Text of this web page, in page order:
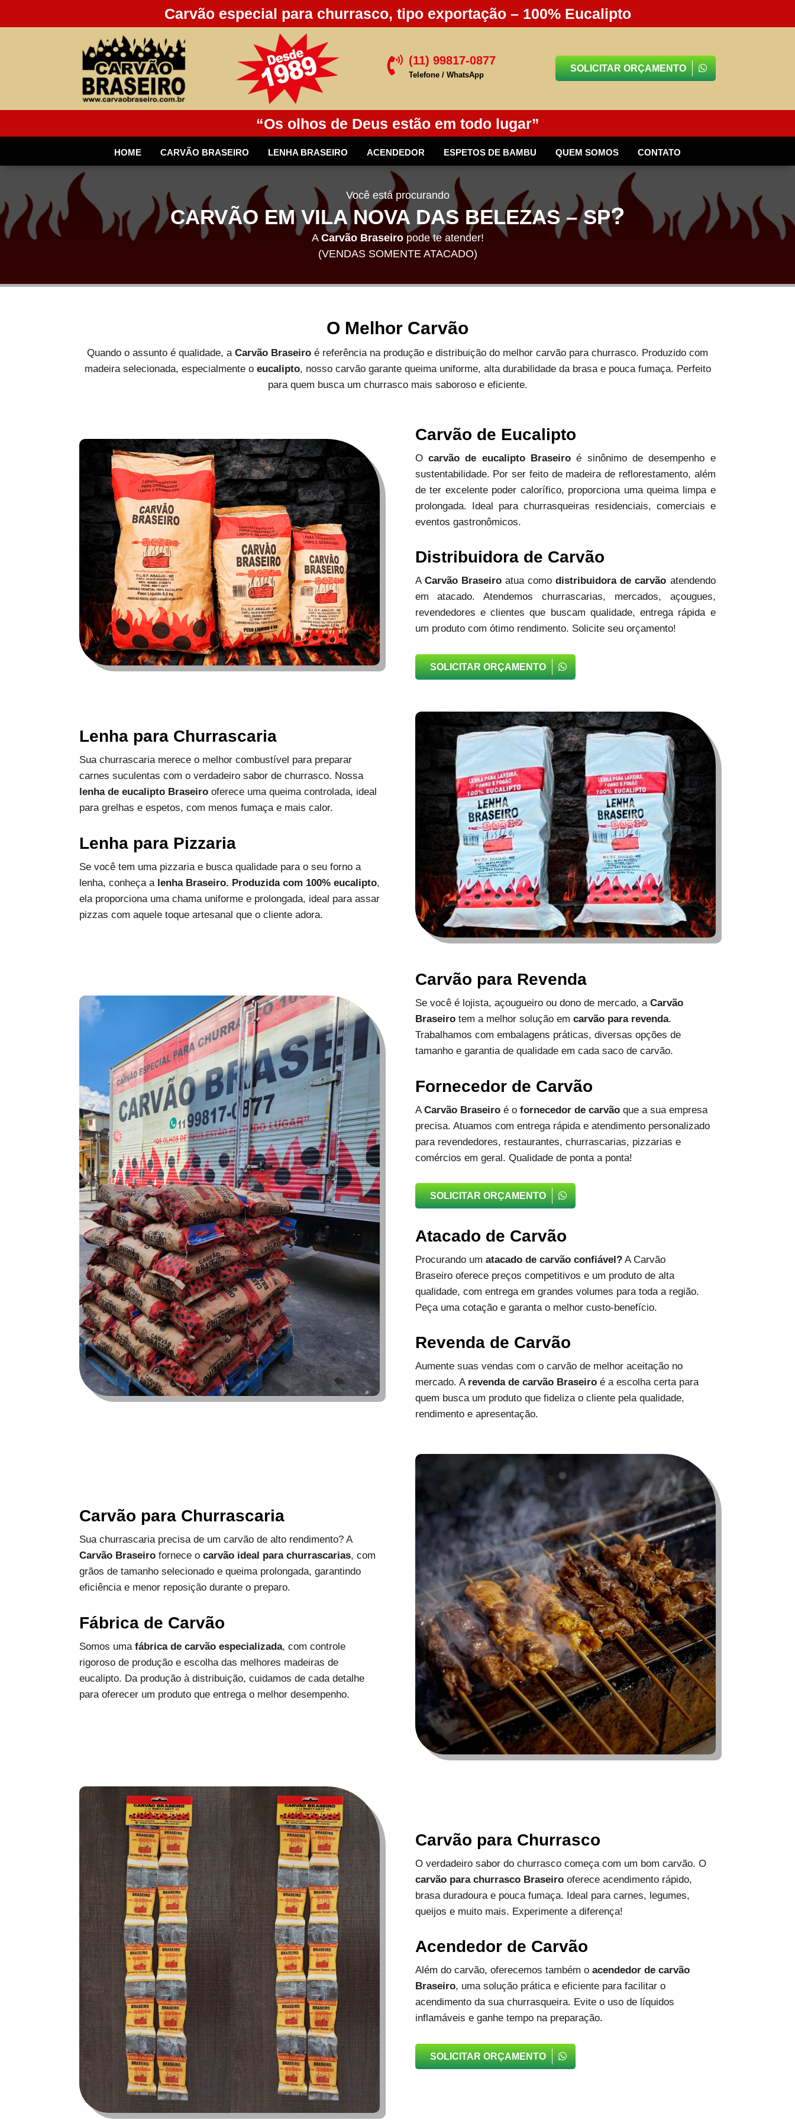
Carvão especial para churrasco, tipo exportação – 100% Eucalipto
 (11) 99817-0877
Telefone / WhatsApp
SOLICITAR ORÇAMENTO
“Os olhos de Deus estão em todo lugar”
HOME CARVÃO BRASEIRO LENHA BRASEIRO ACENDEDOR ESPETOS DE BAMBU QUEM SOMOS CONTATO
Você está procurando
CARVÃO EM VILA NOVA DAS BELEZAS – SP?
A Carvão Braseiropode te atender!
(VENDAS SOMENTE ATACADO)
O Melhor Carvão
Quando o assunto é qualidade, a Carvão Braseiro é referência na produção e distribuição do melhor carvão para churrasco. Produzido com
madeira selecionada, especialmente o eucalipto, nosso carvão garante queima uniforme, alta durabilidade da brasa e pouca fumaça. Perfeito
para quem busca um churrasco mais saboroso e eficiente.
Carvão de Eucalipto
O carvão de eucalipto Braseiroé sinônimo de desempenho e
sustentabilidade. Por ser feito de madeira de reflorestamento, além
de ter excelente poder calorífico, proporciona uma queima limpa e
prolongada. Ideal para churrasqueiras residenciais, comerciais e
eventos gastronômicos.
Distribuidora de Carvão
A Carvão Braseiroatua comodistribuidora de carvão atendendo
em atacado. Atendemos churrascarias, mercados, açougues,
revendedores e clientes que buscam qualidade, entrega rápida e
um produto com ótimo rendimento. Solicite seu orçamento!
SOLICITAR ORÇAMENTO
Lenha para Churrascaria
Sua churrascaria merece o melhor combustível para preparar
carnes suculentas com o verdadeiro sabor de churrasco. Nossa
lenha de eucalipto Braseiro oferece uma queima controlada, ideal
para grelhas e espetos, com menos fumaça e mais calor.
Lenha para Pizzaria
Se você tem uma pizzaria e busca qualidade para o seu forno a
lenha, conheça a lenha Braseiro. Produzida com 100% eucalipto,
ela proporciona uma chama uniforme e prolongada, ideal para assar
pizzas com aquele toque artesanal que o cliente adora.
Carvão para Revenda
Se você é lojista, açougueiro ou dono de mercado, a Carvão
Braseirotem a melhor solução em carvão para revenda.
Trabalhamos com embalagens práticas, diversas opções de
tamanho e garantia de qualidade em cada saco de carvão.
Fornecedor de Carvão
A Carvão Braseiroé o fornecedor de carvãoque a sua empresa
precisa. Atuamos com entrega rápida e atendimento personalizado
para revendedores, restaurantes, churrascarias, pizzarias e
comércios em geral. Qualidade de ponta a ponta!
SOLICITAR ORÇAMENTO
Atacado de Carvão
Procurando um atacado de carvão confiável?A Carvão
Braseiro oferece preços competitivos e um produto de alta
qualidade, com entrega em grandes volumes para toda a região.
Peça uma cotação e garanta o melhor custo-benefício.
Revenda de Carvão
Aumente suas vendas com o carvão de melhor aceitação no
mercado. A revenda de carvão Braseiroé a escolha certa para
quem busca um produto que fideliza o cliente pela qualidade,
rendimento e apresentação.
Carvão para Churrascaria
Sua churrascaria precisa de um carvão de alto rendimento? A
Carvão Braseiro fornece ocarvão ideal para churrascarias, com
grãos de tamanho selecionado e queima prolongada, garantindo
eficiência e menor reposição durante o preparo.
Fábrica de Carvão
Somos umafábrica de carvão especializada, com controle
rigoroso de produção e escolha das melhores madeiras de
eucalipto. Da produção à distribuição, cuidamos de cada detalhe
para oferecer um produto que entrega o melhor desempenho.
Carvão para Churrasco
O verdadeiro sabor do churrasco começa com um bom carvão. O
carvão para churrasco Braseirooferece acendimento rápido,
brasa duradoura e pouca fumaça. Ideal para carnes, legumes,
queijos e muito mais. Experimente a diferença!
Acendedor de Carvão
Além do carvão, oferecemos também o acendedor de carvão
Braseiro, uma solução prática e eficiente para facilitar o
acendimento da sua churrasqueira. Evite o uso de líquidos
inflamáveis e ganhe tempo na preparação.
SOLICITAR ORÇAMENTO